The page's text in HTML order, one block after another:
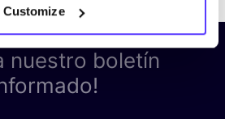
Customize
nuestro boletín